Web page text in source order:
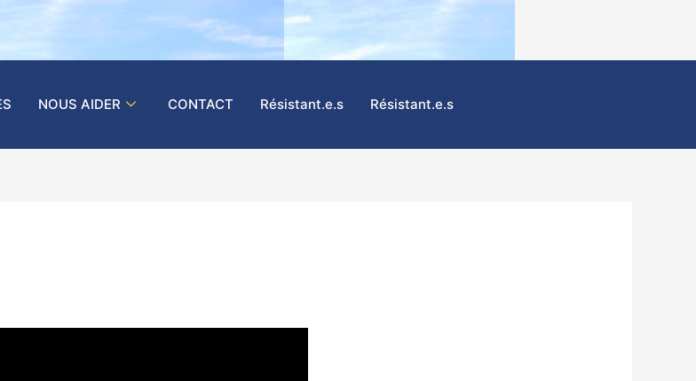
NOUS AIDER CONTACT Résistant.e.s Résistant.e.s